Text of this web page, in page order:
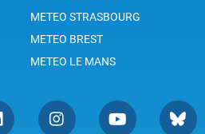
METEO STRASBOURG
METEO BREST
METEO LE MANS